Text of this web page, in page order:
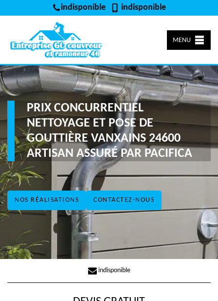
indisponible indisponible
MENU
NOS RÉALISATIONS CONTACTEZ-NOUS
PRIX CONCURRENTIEL
NETTOYAGE ET POSE DE
GOUTTIÈRE VANXAINS 24600
ARTISAN ASSURÉ PAR PACIFICA
indisponible